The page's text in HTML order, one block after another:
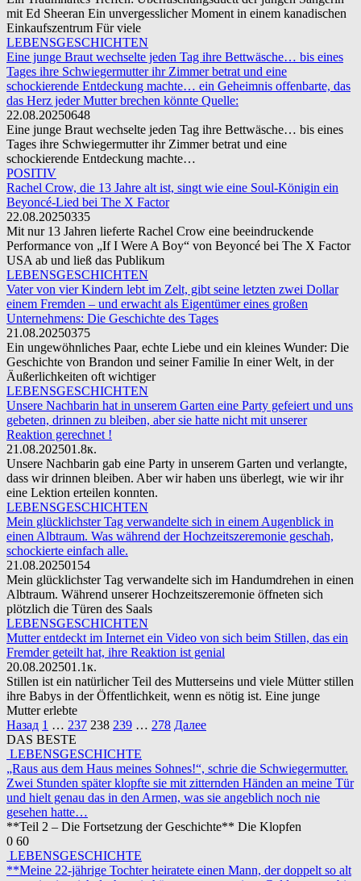
mit Ed Sheeran Ein unvergesslicher Moment in einem kanadischen
Einkaufszentrum Für viele
LEBENSGESCHICHTEN
Eine junge Braut wechselte jeden Tag ihre Bettwäsche… bis eines
Tages ihre Schwiegermutter ihr Zimmer betrat und eine
schockierende Entdeckung machte… ein Geheimnis offenbarte, das
das Herz jeder Mutter brechen könnte Quelle:
22.08.20250648
Eine junge Braut wechselte jeden Tag ihre Bettwäsche… bis eines
Tages ihre Schwiegermutter ihr Zimmer betrat und eine
schockierende Entdeckung machte…
POSITIV
Rachel Crow, die 13 Jahre alt ist, singt wie eine Soul-Königin ein
Beyoncé-Lied bei The X Factor
22.08.20250335
Mit nur 13 Jahren lieferte Rachel Crow eine beeindruckende
Performance von „If I Were A Boy“ von Beyoncé bei The X Factor
USA ab und ließ das Publikum
LEBENSGESCHICHTEN
Vater von vier Kindern lebt im Zelt, gibt seine letzten zwei Dollar
einem Fremden – und erwacht als Eigentümer eines großen
Unternehmens: Die Geschichte des Tages
21.08.20250375
Ein ungewöhnliches Paar, echte Liebe und ein kleines Wunder: Die
Geschichte von Brandon und seiner Familie In einer Welt, in der
Äußerlichkeiten oft wichtiger
LEBENSGESCHICHTEN
Unsere Nachbarin hat in unserem Garten eine Party gefeiert und uns
gebeten, drinnen zu bleiben, aber sie hatte nicht mit unserer
Reaktion gerechnet !
21.08.202501.8к.
Unsere Nachbarin gab eine Party in unserem Garten und verlangte,
dass wir drinnen bleiben. Aber wir haben uns überlegt, wie wir ihr
eine Lektion erteilen konnten.
LEBENSGESCHICHTEN
Mein glücklichster Tag verwandelte sich in einem Augenblick in
einen Albtraum. Was während der Hochzeitszeremonie geschah,
schockierte einfach alle.
21.08.20250154
Mein glücklichster Tag verwandelte sich im Handumdrehen in einen
Albtraum. Während unserer Hochzeitszeremonie öffneten sich
plötzlich die Türen des Saals
LEBENSGESCHICHTEN
Mutter entdeckt im Internet ein Video von sich beim Stillen, das ein
Fremder geteilt hat, ihre Reaktion ist genial
20.08.202501.1к.
Stillen ist ein natürlicher Teil des Mutterseins und viele Mütter stillen
ihre Babys in der Öffentlichkeit, wenn es nötig ist. Eine junge
Mutter erlebte
Пагинация
записей
Назад 1 … 237 238 239 … 278 Далее
DAS BESTE
LEBENSGESCHICHTE
„Raus aus dem Haus meines Sohnes!“, schrie die Schwiegermutter.
Zwei Stunden später klopfte sie mit zitternden Händen an meine Tür
und hielt genau das in den Armen, was sie angeblich noch nie
gesehen hatte…
**Teil 2 – Die Fortsetzung der Geschichte** Die Klopfen
0 60
LEBENSGESCHICHTE
**Meine 22-jährige Tochter heiratete einen Mann, der doppelt so alt